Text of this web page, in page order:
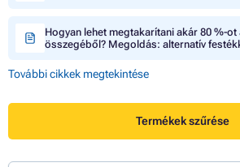
Hogyan lehet megtakarítani akár 80 %-ot
összegéből? Megoldás: alternatív
További cikkek megtekintése
Termékek szűrése